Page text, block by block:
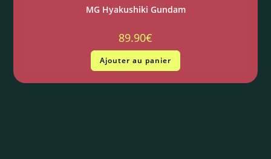
MG Hyakushiki Gundam
89.90€
Ajouter au panier